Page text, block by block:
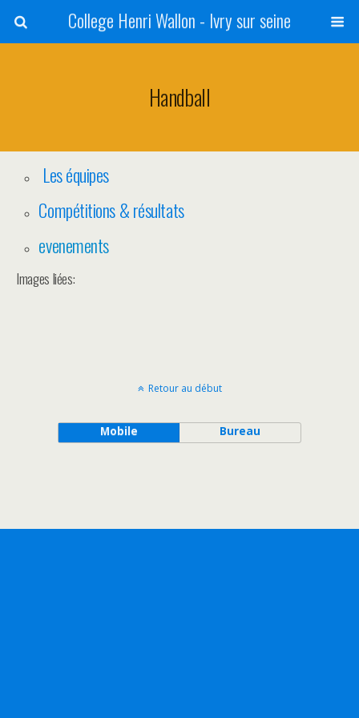
College Henri Wallon - Ivry sur seine
Handball
Les équipes
Compétitions & résultats
evenements
Images liées:
Retour au début
Mobile Bureau